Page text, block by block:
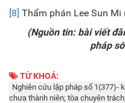
[8] Thẩm phán Lee Sun Mi
(Nguồn tin: bài viết
pháp
TỪ KHOÁ:
Nghiên cứu lập pháp số 1(377)-
chưa thành niên; tòa chuyên